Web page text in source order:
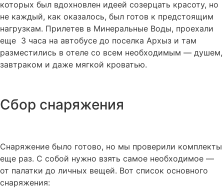
которых был вдохновлен идеей созерцать красоту, но
не каждый, как оказалось, был готов к предстоящим
нагрузкам. Прилетев в Минеральные Воды, проехали
еще 3 часа на автобусе до поселка Архыз и там
разместились в отеле со всем необходимым — душем,
завтраком и даже мягкой кроватью.
Сбор снаряжения
Снаряжение было готово, но мы проверили комплекты
еще раз. С собой нужно взять самое необходимое —
от палатки до личных вещей. Вот список основного
снаряжения: